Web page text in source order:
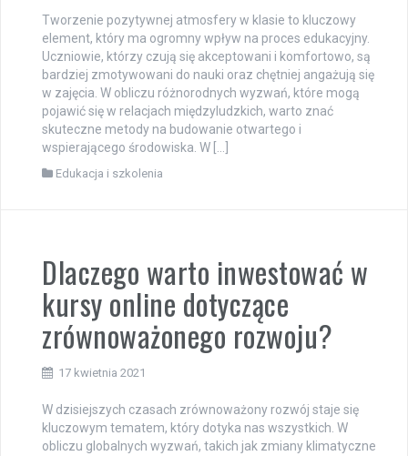
Tworzenie pozytywnej atmosfery w klasie to kluczowy
element, który ma ogromny wpływ na proces edukacyjny.
Uczniowie, którzy czują się akceptowani i komfortowo, są
bardziej zmotywowani do nauki oraz chętniej angażują się
w zajęcia. W obliczu różnorodnych wyzwań, które mogą
pojawić się w relacjach międzyludzkich, warto znać
skuteczne metody na budowanie otwartego i
wspierającego środowiska. W […]
Edukacja i szkolenia
Dlaczego warto inwestować w
kursy online dotyczące
zrównoważonego rozwoju?
17 kwietnia 2021
W dzisiejszych czasach zrównoważony rozwój staje się
kluczowym tematem, który dotyka nas wszystkich. W
obliczu globalnych wyzwań, takich jak zmiany klimatyczne